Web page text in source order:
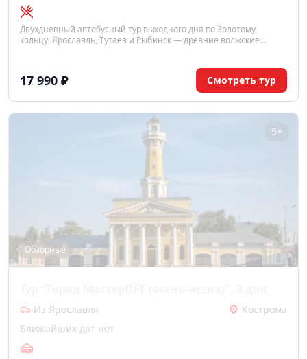
Двухдневный автобусный тур выходного дня по Золотому
кольцу: Ярославль, Тутаев и Рыбинск — древние волжские
17 990 ₽ Смотреть тур
5+
Обзорные
Из Ярославля
Кострома
Ближайших дат нет